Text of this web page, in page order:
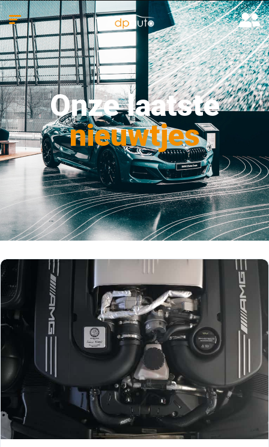
Onze laatste
nieuwtjes